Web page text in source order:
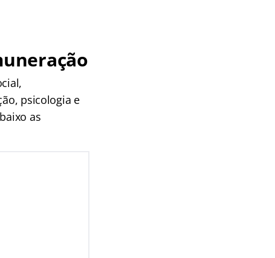
psicologia e
as